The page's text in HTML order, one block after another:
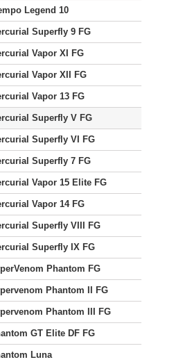
Legend 10
Superfly 9 FG
Vapor XI FG
Vapor XII FG
Vapor 13 FG
Superfly V FG
Superfly VI FG
Superfly 7 FG
Vapor 15 Elite FG
Vapor 14 FG
Superfly VIII FG
Superfly IX FG
Phantom FG
Phantom II FG
Phantom III FG
GT Elite DF FG
Luna